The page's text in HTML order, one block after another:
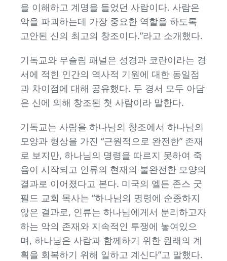
을 이해하고 계명을 들었던 사람이다. 사람은
악을 파괴하는데 가장 중요한 역할을 하도록
고안된 신의 최고의 창조이다.”라고 소개했다.
기독교와 무슬림 패널은 성경과 코란이라는 경
서에 적힌 인간의 역사적 기원에 대한 동일점
과 차이점에 대해 공유했다. 두 경서 모두 아담
은 신에 의해 창조된 첫 사람이라 말한다.
기독교는 사람을 하나님의 창조에서 하나님의
모양과 형상을 가진 “근원적으로 완전한” 존재
로 보지만, 하나님의 명령을 따르지 못하여 죽
음이 시작되고 인류의 현재의 불완전한 모양의
결과로 이어졌다고 본다. 미국의 엘든 존스 굿
필드 교회 목사는 “하나님의 명령에 순종하지
않은 결과로, 인류는 하나님에게서 분리하고자
하는 악의 존재와 지속적인 투쟁에 놓여있으
며, 하나님은 사람과 함께하기 위한 원래의 계
획을 회복하기 위해 일하고 계신다”고 말했다.